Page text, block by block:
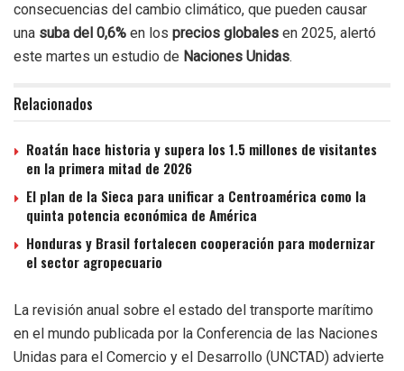
consecuencias del cambio climático, que pueden causar
una suba del 0,6% en los precios globales en 2025, alertó
este martes un estudio de Naciones Unidas.
Relacionados
Roatán hace historia y supera los 1.5 millones de visitantes
en la primera mitad de 2026
El plan de la Sieca para unificar a Centroamérica como la
quinta potencia económica de América
Honduras y Brasil fortalecen cooperación para modernizar
el sector agropecuario
La revisión anual sobre el estado del transporte marítimo
en el mundo publicada por la Conferencia de las Naciones
Unidas para el Comercio y el Desarrollo (UNCTAD) advierte